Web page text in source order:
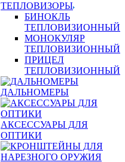
ТЕПЛОВИЗОРЫ
БИНОКЛЬ
ТЕПЛОВИЗИОННЫЙ
МОНОКУЛЯР
ТЕПЛОВИЗИОННЫЙ
ПРИЦЕЛ
ТЕПЛОВИЗИОННЫЙ
ДАЛЬНОМЕРЫ
АКСЕССУАРЫ ДЛЯ
ОПТИКИ